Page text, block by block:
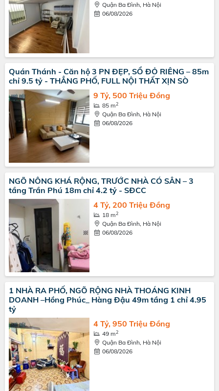
Quận Ba Đình, Hà Nội
06/08/2026
Quán Thánh - Căn hộ 3 PN ĐẸP, SỔ ĐỎ RIÊNG – 85m
chỉ 9.5 tỷ - THẲNG PHỐ, FULL NỘI THẤT XỊN SÒ
9 Tỷ, 500 Triệu Đồng
85 m2
Quận Ba Đình, Hà Nội
06/08/2026
NGÕ NÔNG KHÁ RỘNG, TRƯỚC NHÀ CÓ SÂN – 3
tầng Trần Phú 18m chỉ 4.2 tỷ - SĐCC
4 Tỷ, 200 Triệu Đồng
18 m2
Quận Ba Đình, Hà Nội
06/08/2026
1 NHÀ RA PHỐ, NGÕ RỘNG NHÀ THOÁNG KINH
DOANH –Hồng Phúc_ Hàng Đậu 49m tầng 1 chỉ 4.95
tỷ
4 Tỷ, 950 Triệu Đồng
49 m2
Quận Ba Đình, Hà Nội
06/08/2026